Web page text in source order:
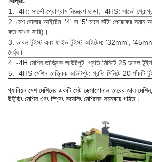
1. -4H: সার্ভো প্রোগ্রাম নিয়ন্ত্রণ ছাড়া, -4HS: সার্ভো
2. মেশ রোলার আইটেম: '4' বা '5' মানে কাঁটা পেরেকের সমান
কত নখের সারি)।
3. ডাবল টুইস্ট এবং ফাইভ টুইস্ট আইটেম: '32mm',
দৈর্ঘ্য।
4. -4H মেশিন তাত্ত্বিক আউটপুট: প্রতি মিনিটে 25 ডাবল
5. -4HS মেশিন তাত্ত্বিক আউটপুট: প্রতি মিনিটে 20 পাঁচটি
গ্যাবিয়ন মেশ মেশিনের একটি সেট হেক্সাগোনাল তারের জাল
উইন্ডিং মেশিন এবং স্প্রিং কয়েলিং মেশিনের সমন্বয়ে গঠিত।